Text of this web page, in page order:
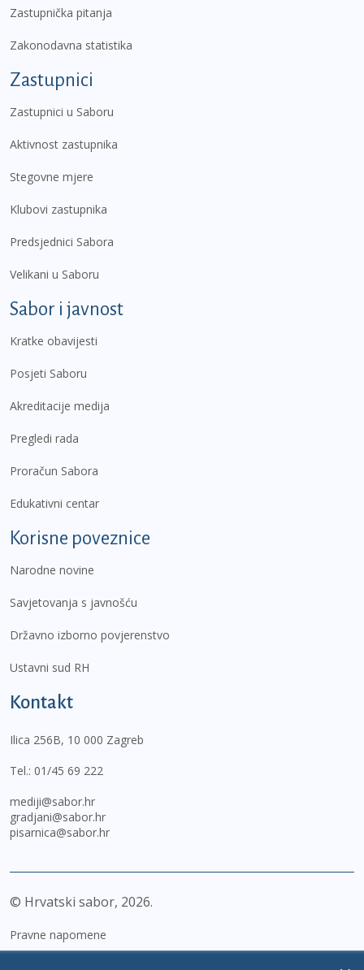
Zastupnička pitanja
Zakonodavna statistika
Zastupnici
Zastupnici u Saboru
Aktivnost zastupnika
Stegovne mjere
Klubovi zastupnika
Predsjednici Sabora
Velikani u Saboru
Sabor i javnost
Kratke obavijesti
Posjeti Saboru
Akreditacije medija
Pregledi rada
Proračun Sabora
Edukativni centar
Korisne poveznice
Narodne novine
Savjetovanja s javnošću
Državno izborno povjerenstvo
Ustavni sud RH
Kontakt
Ilica 256B, 10 000 Zagreb
Tel.: 01/45 69 222
mediji@sabor.hr
gradjani@sabor.hr
pisarnica@sabor.hr
© Hrvatski sabor, 2026
Pravne napomene